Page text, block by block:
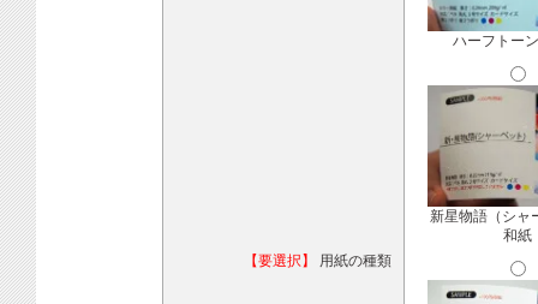
【要選択】 用紙の種類
ハーフトー
新星物語（シャ
和紙